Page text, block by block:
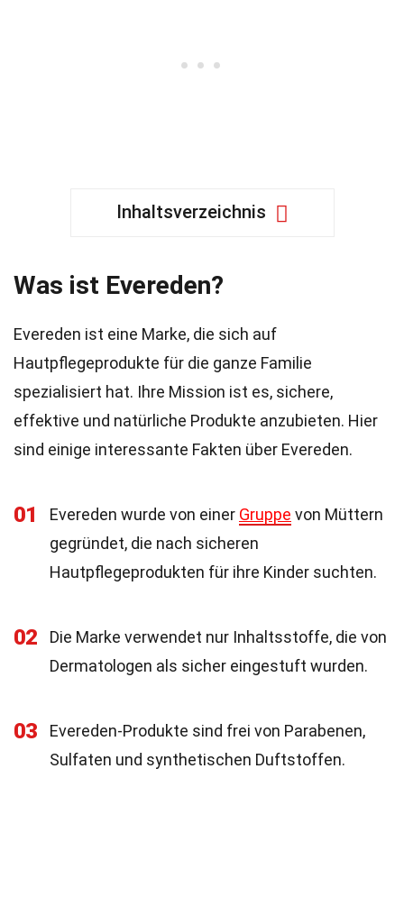
Inhaltsverzeichnis
Was ist Evereden?
Evereden ist eine Marke, die sich auf
Hautpflegeprodukte für die ganze Familie
spezialisiert hat. Ihre Mission ist es, sichere,
effektive und natürliche Produkte anzubieten. Hier
sind einige interessante Fakten über Evereden.
01 Evereden wurde von einer Gruppe von Müttern
gegründet, die nach sicheren
Hautpflegeprodukten für ihre Kinder suchten.
02
Die Marke verwendet nur Inhaltsstoffe, die von
Dermatologen als sicher eingestuft wurden.
03
Evereden-Produkte sind frei von Parabenen,
Sulfaten und synthetischen Duftstoffen.